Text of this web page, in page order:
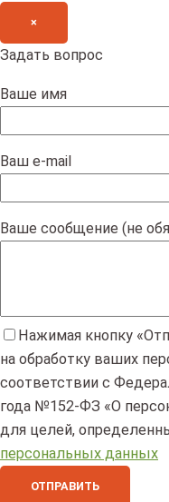
×
Задать вопрос
Ваше имя
Ваш e-mail
Ваше сообщение (не
Нажимая кнопку
на обработку ваших
соответствии с
года №152-ФЗ «О
для целей,
персональных данных